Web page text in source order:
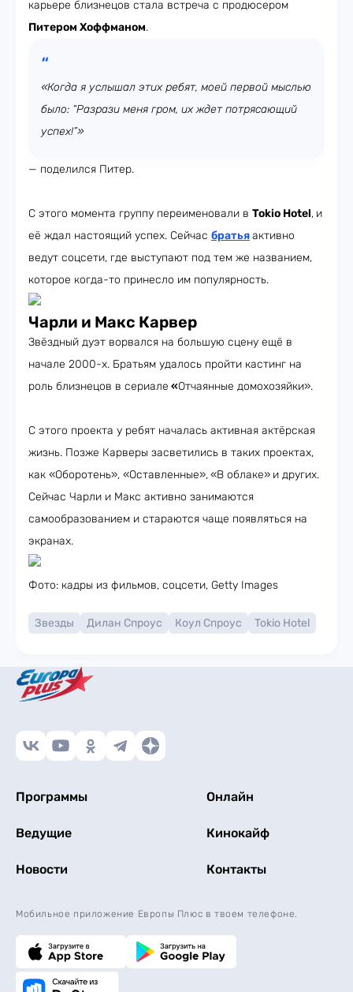
карьере близнецов стала встреча с продюсером
Питером Хоффманом.
«Когда я услышал этих ребят, моей первой мыслью
было: “Разрази меня гром, их ждет потрясающий
успех!”»
— поделился Питер.
С этого момента группу переименовали в Tokio Hotel, и
её ждал настоящий успех. Сейчас братьяактивно
ведут соцсети, где выступают под тем же названием,
которое когда-то принесло им популярность.
Чарли и Макс Карвер
Звёздный дуэт ворвался на большую сцену ещё в
начале 2000-х. Братьям удалось пройти кастинг на
роль близнецов в сериале «Отчаянные домохозяйки».
С этого проекта у ребят началась активная актёрская
жизнь. Позже Карверы засветились в таких проектах,
как «Оборотень», «Оставленные»,«В облаке» и других.
Сейчас Чарли и Макс активно занимаются
самообразованием и стараются чаще появляться на
экранах.
Фото: кадры из фильмов, соцсети, Getty Images
Звезды Дилан Спроус Коул Спроус Tokio Hotel
Программы Онлайн
Ведущие Кинокайф
Новости Контакты
Мобильное приложение Европы Плюс в твоем телефоне.